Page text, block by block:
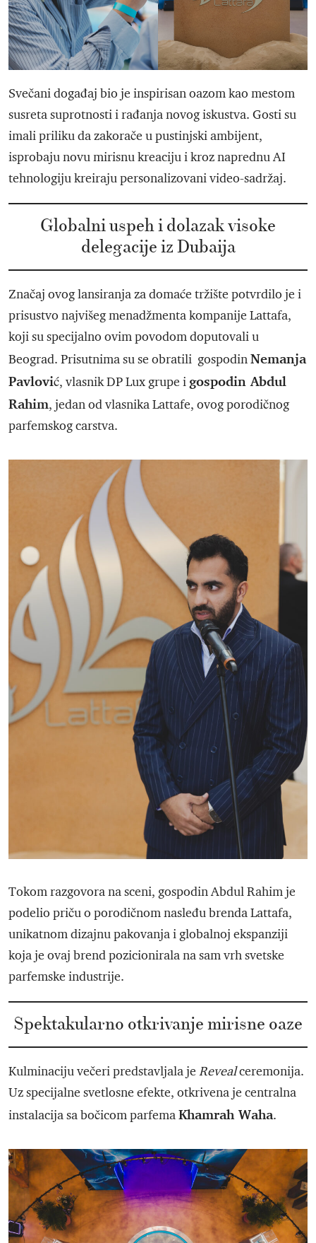
Svečani događaj bio je inspirisan oazom kao mestom
susreta suprotnosti i rađanja novog iskustva. Gosti su
imali priliku da zakorače u pustinjski ambijent,
isprobaju novu mirisnu kreaciju i kroz naprednu AI
tehnologiju kreiraju personalizovani video-sadržaj.
Globalni uspeh i dolazak visoke
delegacije iz Dubaija
Značaj ovog lansiranja za domaće tržište potvrdilo je i
prisustvo najvišeg menadžmenta kompanije Lattafa,
koji su specijalno ovim povodom doputovali u
Beograd. Prisutnima su se obratili gospodinNemanja
Pavlović, vlasnik DP Lux grupe i gospodin Abdul
Rahim, jedan od vlasnika Lattafe, ovog porodičnog
parfemskog carstva.
Tokom razgovora na sceni, gospodin Abdul Rahim je
podelio priču o porodičnom nasleđu brenda Lattafa,
unikatnom dizajnu pakovanja i globalnoj ekspanziji
koja je ovaj brend pozicionirala na sam vrh svetske
parfemske industrije.
Spektakularno otkrivanje mirisne oaze
Kulminaciju večeri predstavljala je Revealceremonija.
Uz specijalne svetlosne efekte, otkrivena je centralna
instalacija sa bočicom parfemaKhamrah Waha.